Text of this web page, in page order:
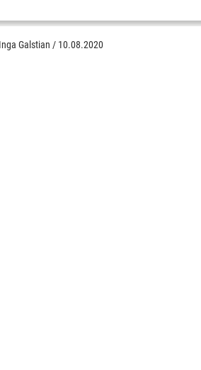
Entwicklung
Diverse Universität
Organisation
Nachhaltige Universität
Jobs und Karriere
Ausschreibungen
Campus
Lageplan & Anfahrt
Inga Galstian / 10.08.2020